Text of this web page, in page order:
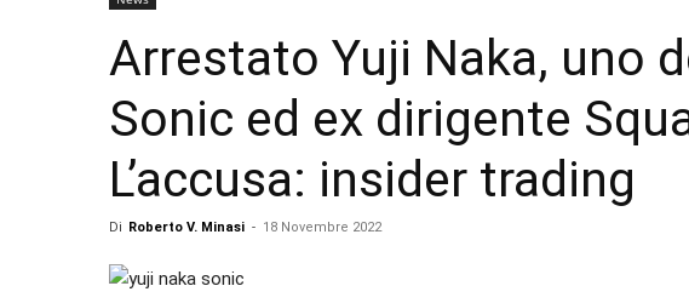
Arrestato Yuji Naka, uno
Sonic ed ex dirigente
L’accusa: insider trading
Di Roberto V. Minasi - 18 Novembre 2022